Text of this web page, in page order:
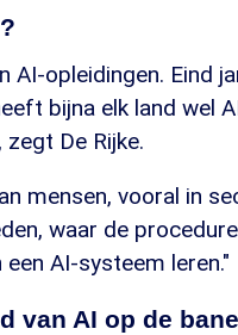
AI-opleidingen. Eind
bijna elk land wel
De Rijke.
mensen, vooral in
waar de
AI-systeem leren."
van AI op de